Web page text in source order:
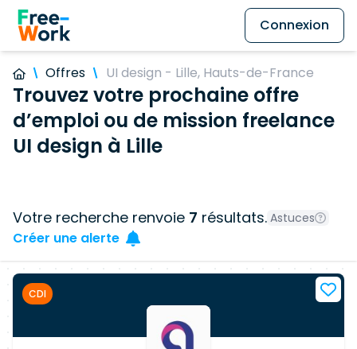
Connexion
Offres UI design - Lille, Hauts-de-France
Trouvez votre prochaine offre
d’emploi ou de mission freelance
UI design à Lille
Votre recherche renvoie 7 résultats. Astuces
Créer une alerte
CDI